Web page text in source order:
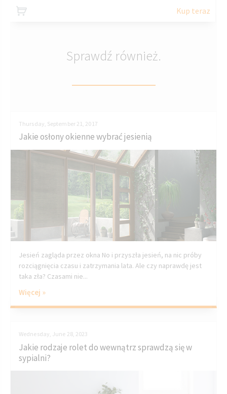
Kup teraz
Sprawdź również.
Thursday, September 21, 2017
Jakie osłony okienne wybrać jesienią
Jesień zagląda przez okna No i przyszła jesień, na nic próby
rozciągnięcia czasu i zatrzymania lata. Ale czy naprawdę jest
taka zła? Czasami nie...
Więcej »
Wednesday, June 28, 2023
Jakie rodzaje rolet do wewnątrz sprawdzą się w
sypialni?